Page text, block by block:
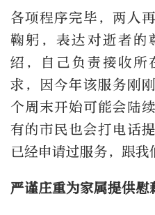
各项程序完毕，两人
鞠躬，表达对逝者的
绍，自己负责接收所
求，因今年该服务刚
个周末开始可能会陆
有的市民也会打电话
已经申请过服务，跟我
严谨庄重为家属提供慰